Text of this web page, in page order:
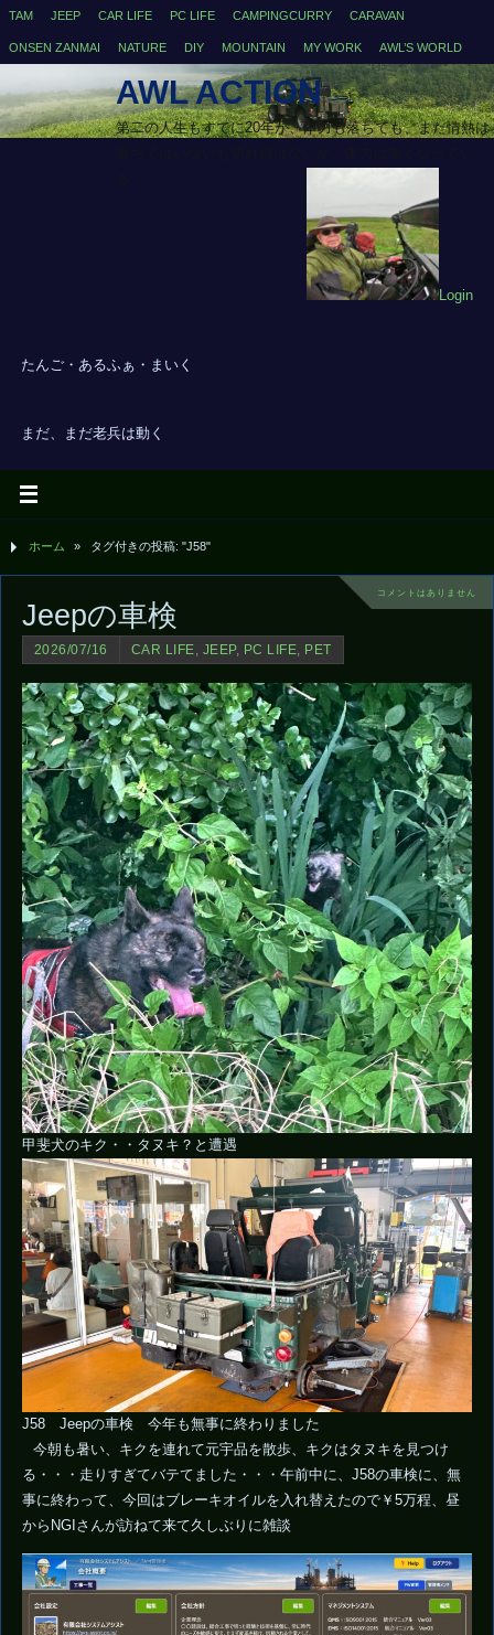
TAM JEEP CAR LIFE PC LIFE CAMPINGCURRY CARAVAN
ONSEN ZANMAI NATURE DIY MOUNTAIN MY WORK AWL’S WORLD
AWL ACTION
第二の人生もすでに20年が、体力も落ちても、まだ情熱は
Login
たんご・あるふぁ・まいく
まだ、まだ老兵は動く
ホーム » タグ付きの投稿: "J58"
コメントはありません
Jeepの車検
2026/07/16 CAR LIFE, JEEP, PC LIFE, PET
甲斐犬のキク・・タヌキ？と遭遇
J58 Jeepの車検 今年も無事に終わりました
今朝も暑い、キクを連れて元宇品を散歩、キクはタヌキを見つけ
る・・・走りすぎてバテてました・・・午前中に、J58の車検に、無
事に終わって、今回はブレーキオイルを入れ替えたので￥5万程、昼
からNGIさんが訪ねて来て久しぶりに雑談